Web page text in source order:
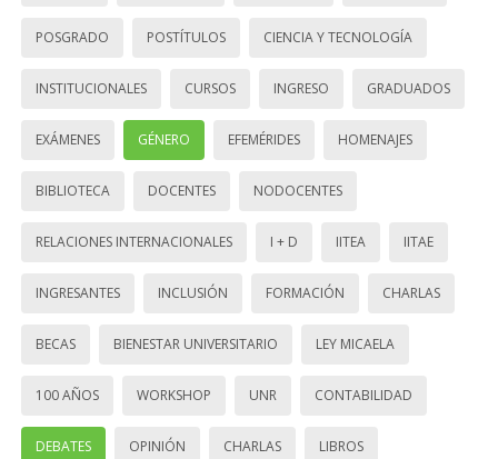
POSGRADO POSTÍTULOS CIENCIA Y TECNOLOGÍA
INSTITUCIONALES CURSOS INGRESO GRADUADOS
EXÁMENES GÉNERO EFEMÉRIDES HOMENAJES
BIBLIOTECA DOCENTES NODOCENTES
RELACIONES INTERNACIONALES I + D IITEA IITAE
INGRESANTES INCLUSIÓN FORMACIÓN CHARLAS
BECAS BIENESTAR UNIVERSITARIO LEY MICAELA
100 AÑOS WORKSHOP UNR CONTABILIDAD
DEBATES OPINIÓN CHARLAS LIBROS